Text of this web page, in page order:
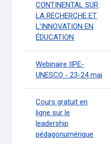
CONTINENTAL SUR
LA RECHERCHE ET
L'INNOVATION EN
ÉDUCATION
Webinaire IIPE-
UNESCO - 23-24 mai
Cours gratuit en
ligne sur le
leadership
pédagonumérique